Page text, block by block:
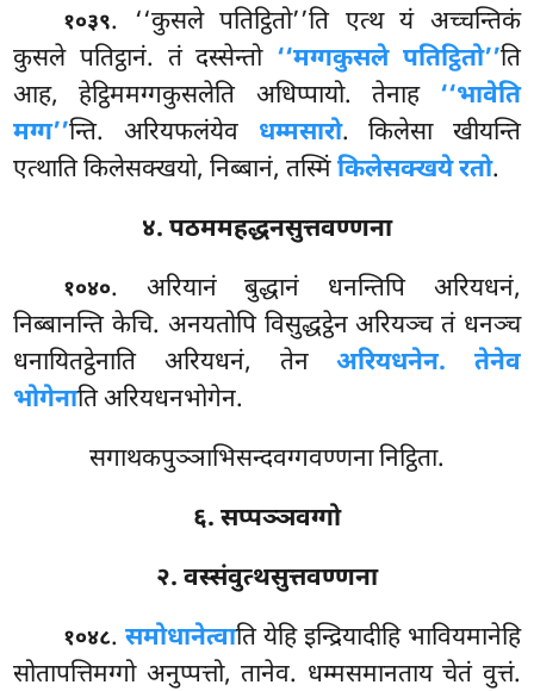
१०३९. ‘‘कुसलेपतिट्ठितो’’ति एत्थ यं अच्चन्तिकं
कुसले पतिट्ठानं. तं दस्सेन्तो ‘‘मग्गकुसले पतिट्ठितो’’ति
आह, हेट्ठिममग्गकुसलेति अधिप्पायो. तेनाह ‘‘भावेति
मग्ग’’न्ति. अरियफलंयेव धम्मसारो. किलेसा खीयन्ति
एत्थाति किलेसक्खयो, निब्बानं, तस्मिंकिलेसक्खये रतो.
४. पठममहद्धनसुत्तवण्णना
१०४०. अरियानंबुद्धानं धनन्तिपि अरियधनं,
निब्बानन्ति केचि. अनयतोपि विसुद्धट्ठेन अरियञ्च तं धनञ्च
धनायितट्ठेनाति अरियधनं, तेनअरियधनेन. तेनेव
भोगेनाति अरियधनभोगेन.
सगाथकपुञ्ञाभिसन्दवग्गवण्णना निट्ठिता.
६. सप्पञ्ञवग्गो
२. वस्संवुत्थसुत्तवण्णना
१०४८. समोधानेत्वाति येहि इन्द्रियादीहि भावियमानेहि
सोतापत्तिमग्गो अनुप्पत्तो, तानेव. धम्मसमानताय चेतं वुत्तं.